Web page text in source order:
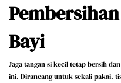
Bayi
Jaga tangan si kecil tetap bersih
ini. Dirancang untuk sekali pakai,